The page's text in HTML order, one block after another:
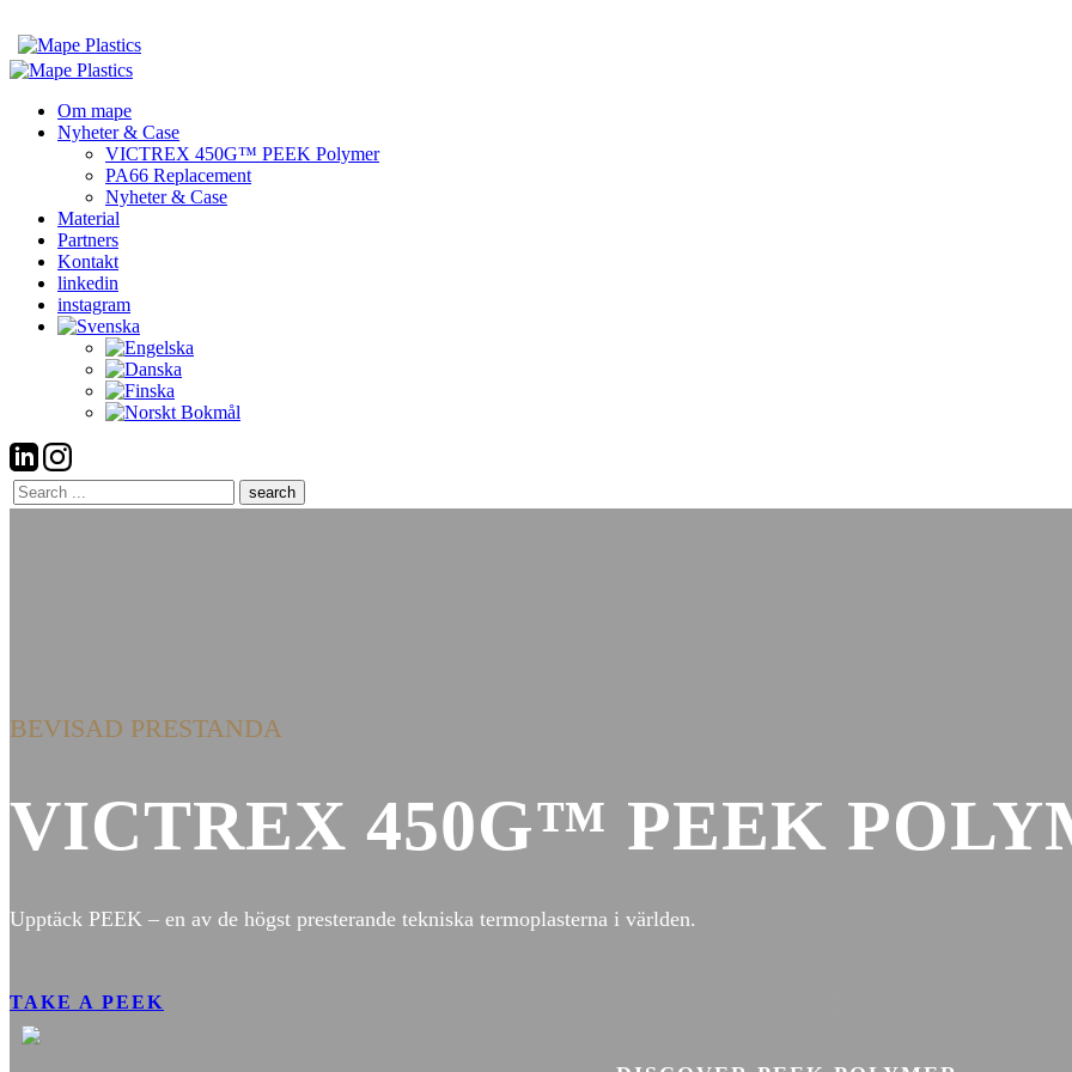
Om mape
Nyheter & Case
VICTREX 450G™ PEEK Polymer
PA66 Replacement
Nyheter & Case
Material
Partners
Kontakt
linkedin
instagram
Search
here
BEVISAD PRESTANDA
VICTREX 450G™ PEEK
Upptäck PEEK – en av de högst presterande tekniska termoplasterna i världen.
TAKE A PEEK